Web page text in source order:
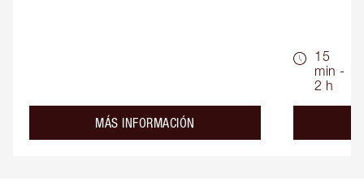
MÁS INFORMACIÓN
15
min -
2 h